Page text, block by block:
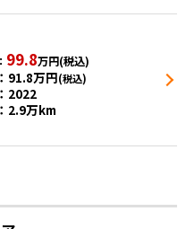
99.8万円(税込)
91.8万円(税込)
2022
2.9万km